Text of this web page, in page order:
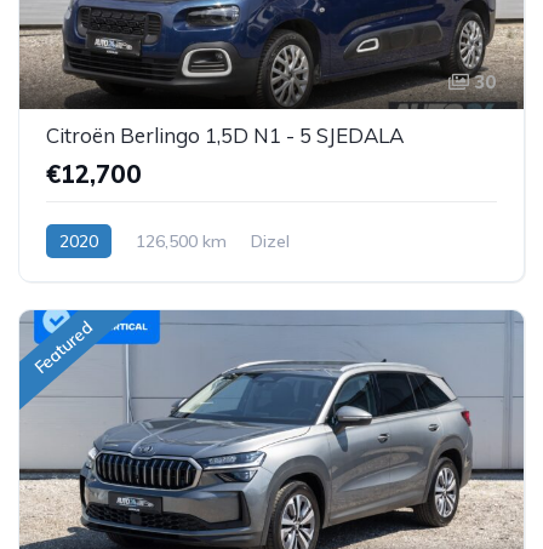
30
Citroën Berlingo 1,5D N1 - 5 SJEDALA
€12,700
2020 126,500 km Dizel
Featured